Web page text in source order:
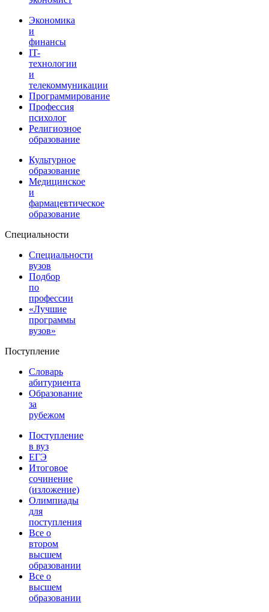
Экономика
и
финансы
IT-
технологии
и
телекоммуникации
Программирование
Профессия
психолог
Религиозное
образование
Культурное
образование
Медицинское
и
фармацевтическое
образование
Специальности
Специальности
вузов
Подбор
по
профессии
«Лучшие
программы
вузов»
Поступление
Словарь
абитуриента
Образование
за
рубежом
Поступление
в вуз
ЕГЭ
Итоговое
сочинение
(изложение)
Олимпиады
для
поступления
Все о
втором
высшем
образовании
Все о
высшем
образовании